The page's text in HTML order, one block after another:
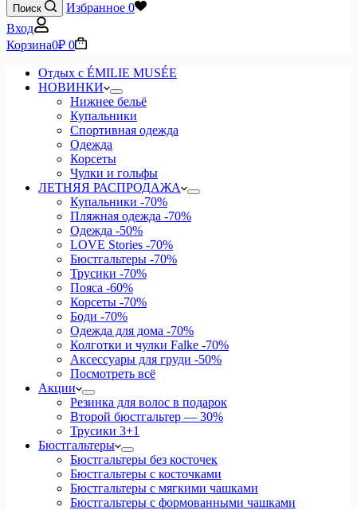
Поиск Избранное 0
Вход
Корзина0₽ 0
Отдых с ÉMILIE MUSÉE
НОВИНКИ
Нижнее бельё
Купальники
Спортивная одежда
Одежда
Корсеты
Чулки и гольфы
ЛЕТНЯЯ РАСПРОДАЖА
Купальники -70%
Пляжная одежда -70%
Одежда -50%
LOVE Stories -70%
Бюстгальтеры -70%
Трусики -70%
Пояса -60%
Корсеты -70%
Боди -70%
Одежда для дома -70%
Колготки и чулки Falke -70%
Аксессуары для груди -50%
Посмотреть всё
Акции
Резинка для волос в подарок
Второй бюстгальтер — 30%
Трусики 3+1
Бюстгальтеры
Бюстгальтеры без косточек
Бюстгальтеры с косточками
Бюстгальтеры с мягкими чашками
Бюстгальтеры с формованными чашками